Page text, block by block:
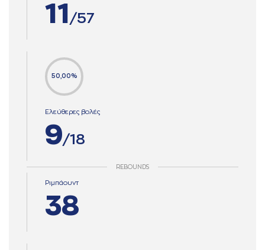
11 /57
50,00%
Ελεύθερες βολές
9/18
REBOUNDS
Ριμπάουντ
38